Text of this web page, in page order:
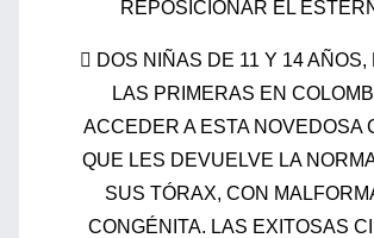
REPOSICIONAR EL
 DOS NIÑAS DE 11 Y 14 AÑOS,
LAS PRIMERAS EN
ACCEDER A ESTA NOVEDOSA
QUE LES DEVUELVE LA
SUS TÓRAX, CON
CONGÉNITA. LAS EXITOSAS